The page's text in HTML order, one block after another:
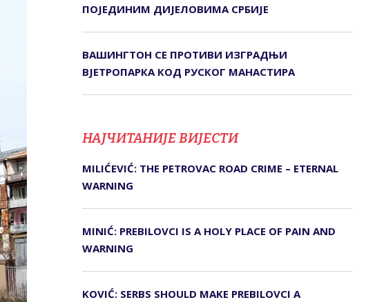
ПОЈЕДИНИМ ДИЈЕЛОВИМА СРБИЈЕ
ВАШИНГТОН СЕ ПРОТИВИ ИЗГРАДЊИ
ВЈЕТРОПАРКА КОД РУСКОГ МАНАСТИРА
НАЈЧИТАНИЈЕ ВИЈЕСТИ
MILIĆEVIĆ: THE PETROVAC ROAD CRIME – ETERNAL
WARNING
MINIĆ: PREBILOVCI IS A HOLY PLACE OF PAIN AND
WARNING
KOVIĆ: SERBS SHOULD MAKE PREBILOVCI A